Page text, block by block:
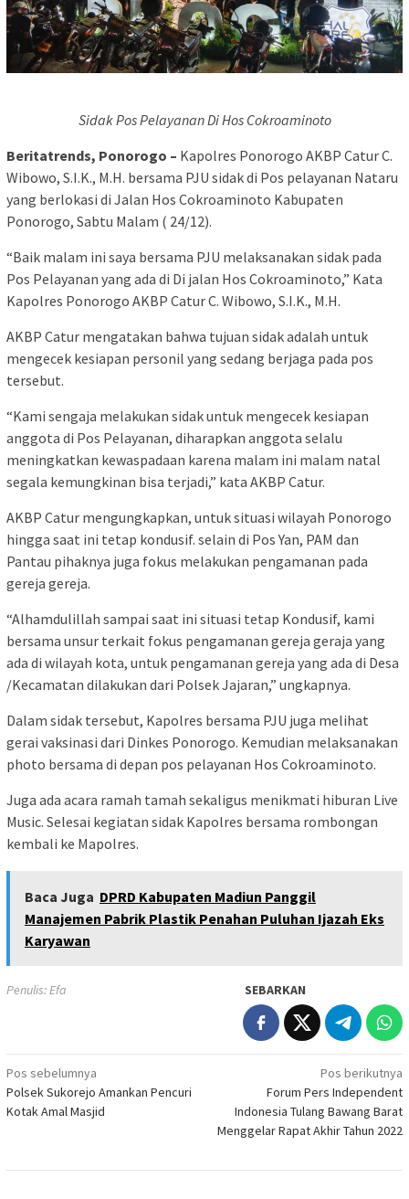
Sidak Pos Pelayanan Di Hos Cokroaminoto
Beritatrends, Ponorogo – Kapolres Ponorogo AKBP Catur C.
Wibowo, S.I.K., M.H. bersama PJU sidak di Pos pelayanan Nataru
yang berlokasi di Jalan Hos Cokroaminoto Kabupaten
Ponorogo, Sabtu Malam ( 24/12).
“Baik malam ini saya bersama PJU melaksanakan sidak pada
Pos Pelayanan yang ada di Di jalan Hos Cokroaminoto,” Kata
Kapolres Ponorogo AKBP Catur C. Wibowo, S.I.K., M.H.
AKBP Catur mengatakan bahwa tujuan sidak adalah untuk
mengecek kesiapan personil yang sedang berjaga pada pos
tersebut.
“Kami sengaja melakukan sidak untuk mengecek kesiapan
anggota di Pos Pelayanan, diharapkan anggota selalu
meningkatkan kewaspadaan karena malam ini malam natal
segala kemungkinan bisa terjadi,” kata AKBP Catur.
AKBP Catur mengungkapkan, untuk situasi wilayah Ponorogo
hingga saat ini tetap kondusif. selain di Pos Yan, PAM dan
Pantau pihaknya juga fokus melakukan pengamanan pada
gereja gereja.
“Alhamdulillah sampai saat ini situasi tetap Kondusif, kami
bersama unsur terkait fokus pengamanan gereja geraja yang
ada di wilayah kota, untuk pengamanan gereja yang ada di Desa
/Kecamatan dilakukan dari Polsek Jajaran,” ungkapnya.
Dalam sidak tersebut, Kapolres bersama PJU juga melihat
gerai vaksinasi dari Dinkes Ponorogo. Kemudian melaksanakan
photo bersama di depan pos pelayanan Hos Cokroaminoto.
Juga ada acara ramah tamah sekaligus menikmati hiburan Live
Music. Selesai kegiatan sidak Kapolres bersama rombongan
kembali ke Mapolres.
Baca Juga DPRD Kabupaten Madiun Panggil
Manajemen Pabrik Plastik Penahan Puluhan Ijazah Eks
Karyawan
Penulis: Efa SEBARKAN
Navigasi
pos
Pos sebelumnya
Polsek Sukorejo Amankan Pencuri
Kotak Amal Masjid
Pos berikutnya
Forum Pers Independent
Indonesia Tulang Bawang Barat
Menggelar Rapat Akhir Tahun 2022